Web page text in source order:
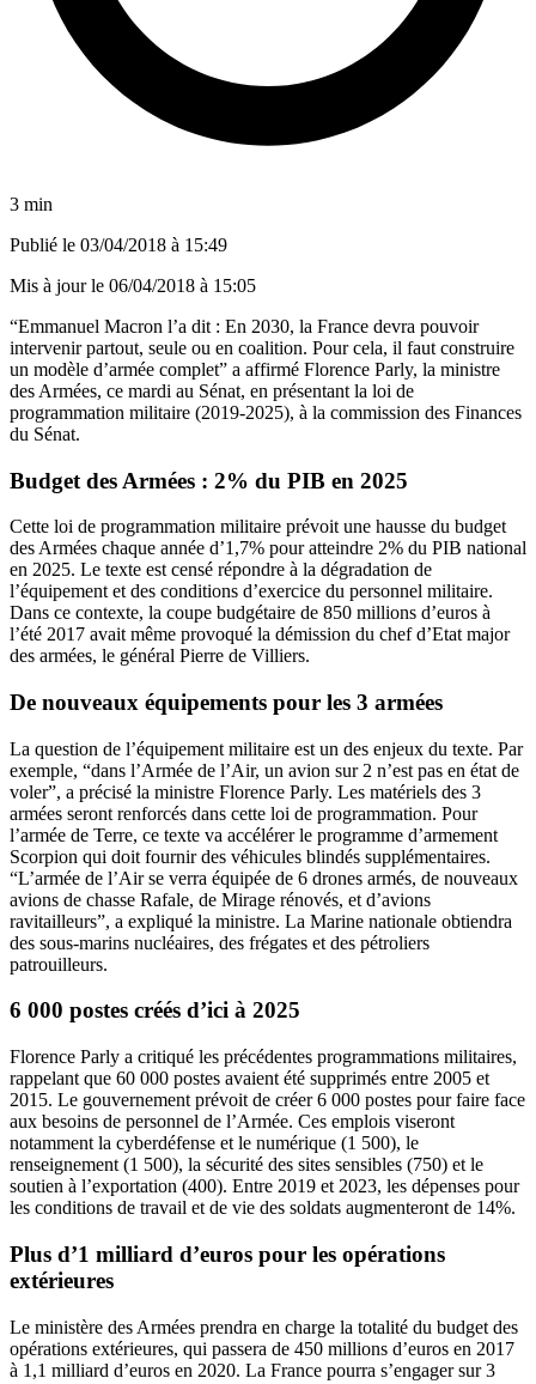
3 min
Publié le 03/04/2018 à 15:49
Mis à jour le 06/04/2018 à 15:05
“Emmanuel Macron l’a dit : En 2030, la France devra pouvoir
intervenir partout, seule ou en coalition. Pour cela, il faut construire
un modèle d’armée complet” a affirmé Florence Parly, la ministre
des Armées, ce mardi au Sénat, en présentant la loi de
programmation militaire (2019-2025), à la commission des Finances
du Sénat.
Budget des Armées : 2% du PIB en 2025
Cette loi de programmation militaire prévoit une hausse du budget
des Armées chaque année d’1,7% pour atteindre 2% du PIB national
en 2025. Le texte est censé répondre à la dégradation de
l’équipement et des conditions d’exercice du personnel militaire.
Dans ce contexte, la coupe budgétaire de 850 millions d’euros à
l’été 2017 avait même provoqué la démission du chef d’Etat major
des armées, le général Pierre de Villiers.
De nouveaux équipements pour les 3 armées
La question de l’équipement militaire est un des enjeux du texte. Par
exemple, “dans l’Armée de l’Air, un avion sur 2 n’est pas en état de
voler”, a précisé la ministre Florence Parly. Les matériels des 3
armées seront renforcés dans cette loi de programmation. Pour
l’armée de Terre, ce texte va accélérer le programme d’armement
Scorpion qui doit fournir des véhicules blindés supplémentaires.
“L’armée de l’Air se verra équipée de 6 drones armés, de nouveaux
avions de chasse Rafale, de Mirage rénovés, et d’avions
ravitailleurs”, a expliqué la ministre. La Marine nationale obtiendra
des sous-marins nucléaires, des frégates et des pétroliers
patrouilleurs.
6 000 postes créés d’ici à 2025
Florence Parly a critiqué les précédentes programmations militaires,
rappelant que 60 000 postes avaient été supprimés entre 2005 et
2015. Le gouvernement prévoit de créer 6 000 postes pour faire face
aux besoins de personnel de l’Armée. Ces emplois viseront
notamment la cyberdéfense et le numérique (1 500), le
renseignement (1 500), la sécurité des sites sensibles (750) et le
soutien à l’exportation (400). Entre 2019 et 2023, les dépenses pour
les conditions de travail et de vie des soldats augmenteront de 14%.
Plus d’1 milliard d’euros pour les opérations
extérieures
Le ministère des Armées prendra en charge la totalité du budget des
opérations extérieures, qui passera de 450 millions d’euros en 2017
à 1,1 milliard d’euros en 2020. La France pourra s’engager sur 3